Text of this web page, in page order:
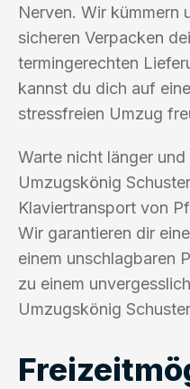
Nerven. Wir kümmern
sicheren Verpacken
termingerechten
kannst du dich auf
stressfreien Umzug
Warte nicht länger
Umzugskönig
Klaviertransport von
Wir garantieren dir
einem unschlagbaren
zu einem
Umzugskönig